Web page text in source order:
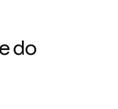
do